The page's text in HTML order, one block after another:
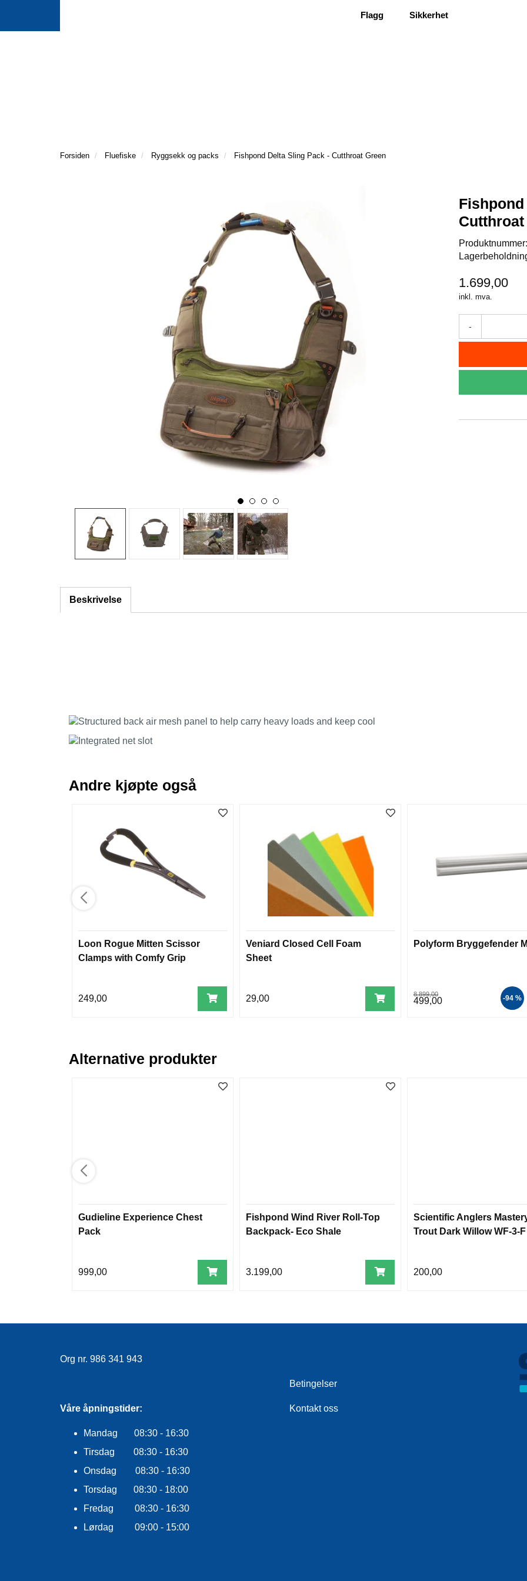
Flagg Sikkerhet
Forsiden Fluefiske Ryggsekk og packs Fishpond Delta Sling Pack - Cutthroat Green
Cutthroat
Produktnummer:
1.699,00
inkl. mva.
-
Beskrivelse
Andre kjøpte også
Loon Rogue Mitten Scissor
Clamps with Comfy Grip
249,00
Veniard Closed Cell Foam
Sheet
29,00
Polyform Bryggefender
8.899,00
499,00 -94 %
Alternative produkter
Gudieline Experience Chest
Pack
999,00
Fishpond Wind River Roll-Top
Backpack- Eco Shale
3.199,00
Scientific Anglers
Trout Dark Willow WF-3-F
200,00
Org nr. 986 341 943
Våre åpningstider:
Mandag 08:30 - 16:30
Tirsdag 08:30 - 16:30
Onsdag 08:30 - 16:30
Torsdag 08:30 - 18:00
Fredag 08:30 - 16:30
Lørdag 09:00 - 15:00
Betingelser
Kontakt oss